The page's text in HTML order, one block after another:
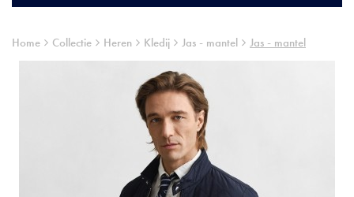
Home Collectie Heren Kledij Jas - mantel Jas - mantel